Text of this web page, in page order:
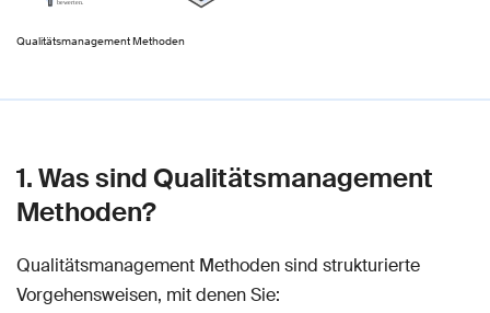
Qualitätsmanagement Methoden
1. Was sind Qualitätsmanagement
Methoden?
Qualitätsmanagement Methoden sind strukturierte
Vorgehensweisen, mit denen Sie: